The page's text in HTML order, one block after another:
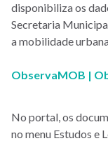
disponibiliza os
Secretaria
a mobilidade
ObservaMOB |
No portal, os
no menu Estudos e